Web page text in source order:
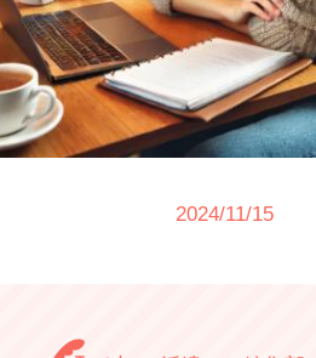
2024/11/15